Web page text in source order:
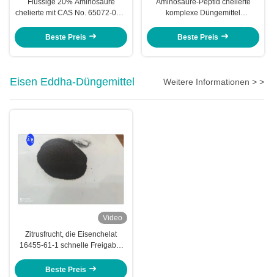
chelierte mit CAS No. 65072-01-7
Beste Preis
komplexe Düngemittel
Beste Preis
Eisen Eddha-Düngemittel Weitere Informationen > >
Video
Zitrusfrucht, die Eisenchelat
16455-61-1 schnelle Freigabe-
Beste Preis